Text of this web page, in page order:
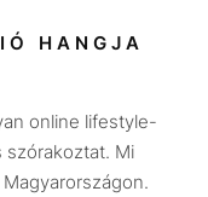
HANGJA
online lifestyle-
szórakoztat. Mi